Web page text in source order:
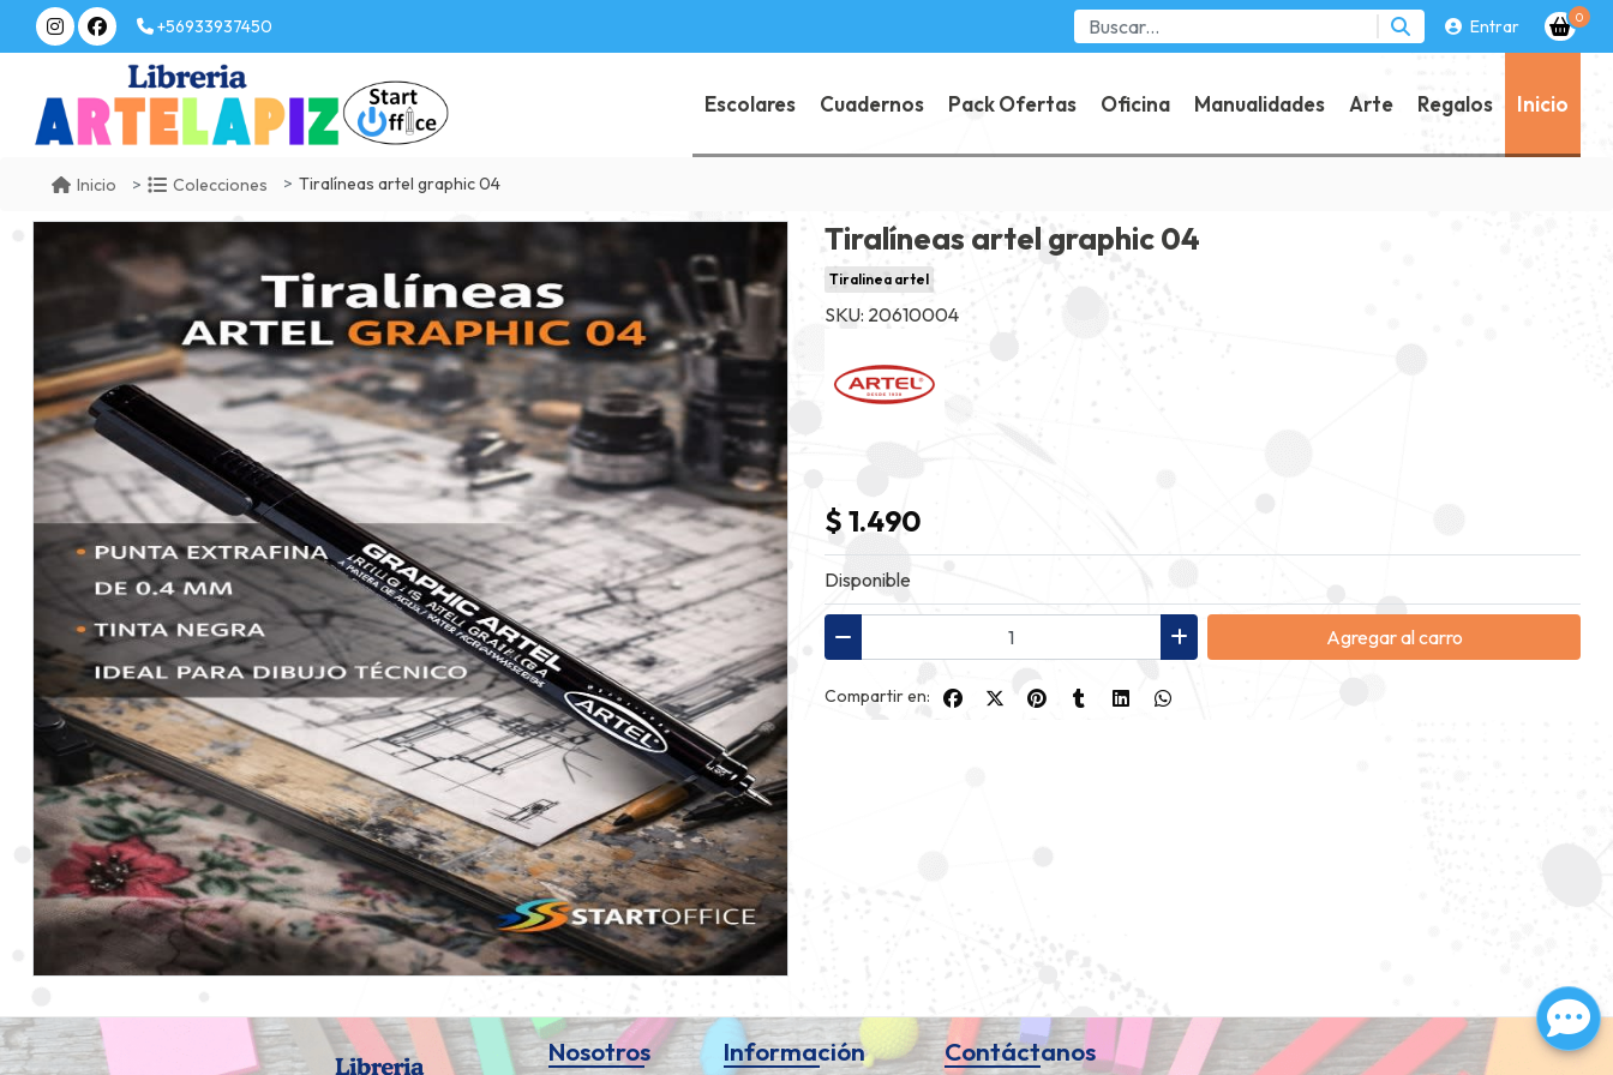
+56933937450 Entrar 0
Escolares Cuadernos Pack Ofertas Oficina Manualidades Arte Regalos Inicio
Inicio Colecciones Tiralíneas artel graphic 04
Tiralíneas artel graphic 04
Tiralinea artel
SKU: 20610004
$ 1.490
Disponible
Agregaral carro
Compartir en:
Nosotros Información Contáctanos